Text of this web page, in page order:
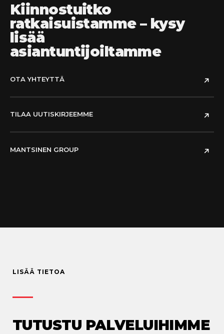
Kiinnostuitko
ratkaisuistamme – kysy
lisää
asiantuntijoiltamme
OTA YHTEYTTÄ
TILAA UUTISKIRJEEMME
MANTSINEN GROUP
LISÄÄ TIETOA
TUTUSTU PALVELUIHIMME